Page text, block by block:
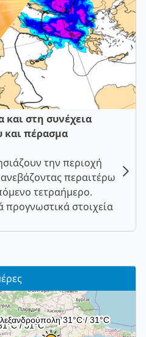
και στη συνέχεια
και πέρασμα
την περιοχή
περαιτέρω
τετραήμερο.
στοιχεία